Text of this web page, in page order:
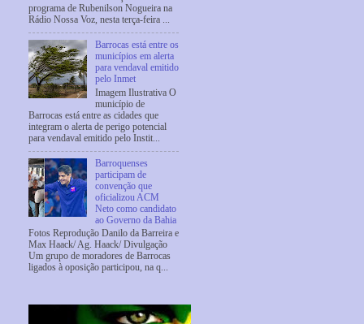
programa de Rubenilson Nogueira na
Rádio Nossa Voz, nesta terça-feira ...
Barrocas está entre os
municípios em alerta
para vendaval emitido
pelo Inmet
Imagem Ilustrativa O
município de
Barrocas está entre as cidades que
integram o alerta de perigo potencial
para vendaval emitido pelo Instit...
Barroquenses
participam de
convenção que
oficializou ACM
Neto como candidato
ao Governo da Bahia
Fotos Reprodução Danilo da Barreira e
Max Haack/ Ag. Haack/ Divulgação
Um grupo de moradores de Barrocas
ligados à oposição participou, na q...